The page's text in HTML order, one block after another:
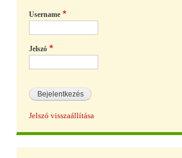
Username
Jelszó
Jelszó visszaállítása